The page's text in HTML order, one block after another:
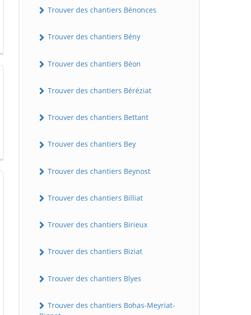
Trouver des chantiers Bénonces
Trouver des chantiers Bény
Trouver des chantiers Béon
Trouver des chantiers Béréziat
Trouver des chantiers Bettant
Trouver des chantiers Bey
Trouver des chantiers Beynost
Trouver des chantiers Billiat
Trouver des chantiers Birieux
Trouver des chantiers Biziat
Trouver des chantiers Blyes
Trouver des chantiers Bohas-Meyriat-